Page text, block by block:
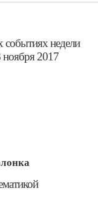
событиях недели
ноября 2017